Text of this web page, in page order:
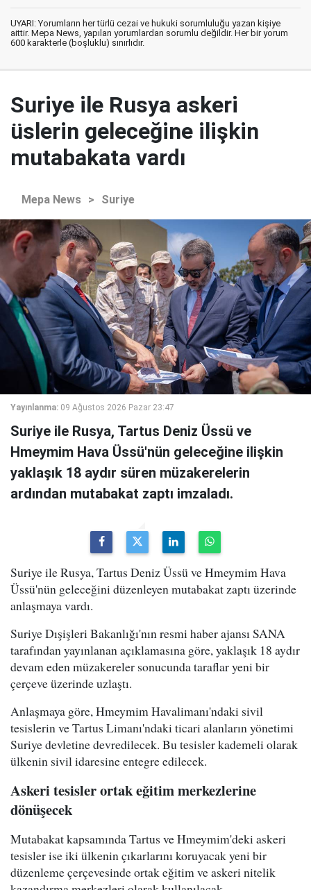
UYARI: Yorumların her türlü cezai ve hukuki sorumluluğu yazan kişiye
aittir. Mepa News, yapılan yorumlardan sorumlu değildir. Her bir yorum
600 karakterle (boşluklu) sınırlıdır.
Suriye ile Rusya askeri
üslerin geleceğine ilişkin
mutabakata vardı
Mepa News > Suriye
Yayınlanma: 09 Ağustos 2026 Pazar 23:47
Suriye ile Rusya, Tartus Deniz Üssü ve
Hmeymim Hava Üssü'nün geleceğine ilişkin
yaklaşık 18 aydır süren müzakerelerin
ardından mutabakat zaptı imzaladı.
Suriye ile Rusya, Tartus Deniz Üssü ve Hmeymim Hava
Üssü'nün geleceğini düzenleyen mutabakat zaptı üzerinde
anlaşmaya vardı.
Suriye Dışişleri Bakanlığı'nın resmi haber ajansı SANA
tarafından yayınlanan açıklamasına göre, yaklaşık 18 aydır
devam eden müzakereler sonucunda taraflar yeni bir
çerçeve üzerinde uzlaştı.
Anlaşmaya göre, Hmeymim Havalimanı'ndaki sivil
tesislerin ve Tartus Limanı'ndaki ticari alanların yönetimi
Suriye devletine devredilecek. Bu tesisler kademeli olarak
ülkenin sivil idaresine entegre edilecek.
Askeri tesisler ortak eğitim merkezlerine
dönüşecek
Mutabakat kapsamında Tartus ve Hmeymim'deki askeri
tesisler ise iki ülkenin çıkarlarını koruyacak yeni bir
düzenleme çerçevesinde ortak eğitim ve askeri nitelik